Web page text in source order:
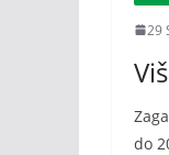
29
do